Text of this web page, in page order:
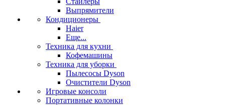
Выпрямители
Кондиционеры
Haier
Еще...
Техника для кухни
Кофемашины
Техника для уборки
Пылесосы Dyson
Очистители Dyson
Игровые консоли
Портативные колонки